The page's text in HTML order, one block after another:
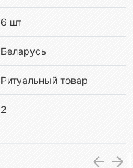
6 шт
Беларусь
Ритуальный товар
2